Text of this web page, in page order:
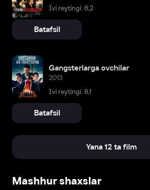
Ivi reytingi: 8,2
Batafsil
Gangsterlarga ovchilar
2013
Ivi reytingi: 8,1
Batafsil
Yana 12 ta film
Mashhur shaxslar